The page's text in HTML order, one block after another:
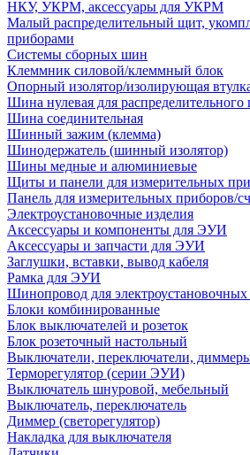
НКУ, УКРМ, аксессуары для УКРМ
Малый распределительный щит,
приборами
Системы сборных шин
Клеммник силовой/клеммный блок
Опорный изолятор/изолирующая
Шина нулевая для распределительного
Шина соединительная
Шинный зажим (клемма)
Шинодержатель (шинный изолятор)
Шины медные и алюминиевые
Щиты и панели для измерительных
Панель для измерительных приборов/
Электроустановочные изделия
Аксессуары и компоненты для ЭУИ
Аксессуары и запчасти для ЭУИ
Заглушки, вставки, вывод кабеля
Рамка для ЭУИ
Шинопровод для электроустановочных
Блоки комбинированные
Блок выключателей и розеток
Блок розеточный настольный
Выключатели, переключатели,
Терморегулятор (серии ЭУИ)
Выключатель шнуровой, мебельный
Выключатель, переключатель
Диммер (светорегулятор)
Накладка для выключателя